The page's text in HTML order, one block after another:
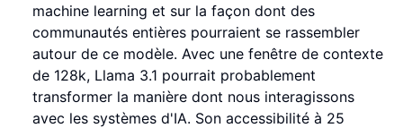
machine learning et sur la façon dont des
communautés entières pourraient se rassembler
autour de ce modèle. Avec une fenêtre de contexte
de 128k, Llama 3.1 pourrait probablement
transformer la manière dont nous interagissons
avec les systèmes d'IA. Son accessibilité à 25